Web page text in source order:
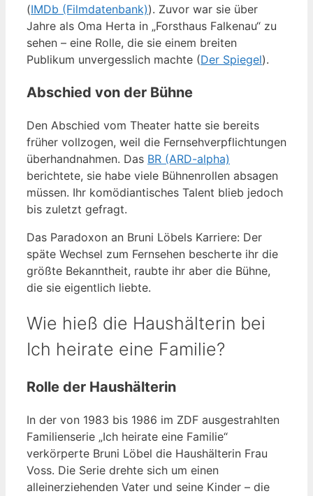
(IMDb (Filmdatenbank)). Zuvor war sie über
Jahre als Oma Herta in „Forsthaus Falkenau“ zu
sehen – eine Rolle, die sie einem breiten
Publikum unvergesslich machte (Der Spiegel).
Abschied von der Bühne
Den Abschied vom Theater hatte sie bereits
früher vollzogen, weil die Fernsehverpflichtungen
überhandnahmen. Das BR (ARD-alpha)
berichtete, sie habe viele Bühnenrollen absagen
müssen. Ihr komödiantisches Talent blieb jedoch
bis zuletzt gefragt.
Das Paradoxon an Bruni Löbels Karriere: Der
späte Wechsel zum Fernsehen bescherte ihr die
größte Bekanntheit, raubte ihr aber die Bühne,
die sie eigentlich liebte.
Wie hieß die Haushälterin bei
Ich heirate eine Familie?
Rolle der Haushälterin
In der von 1983 bis 1986 im ZDF ausgestrahlten
Familienserie „Ich heirate eine Familie“
verkörperte Bruni Löbel die Haushälterin Frau
Voss. Die Serie drehte sich um einen
alleinerziehenden Vater und seine Kinder – die